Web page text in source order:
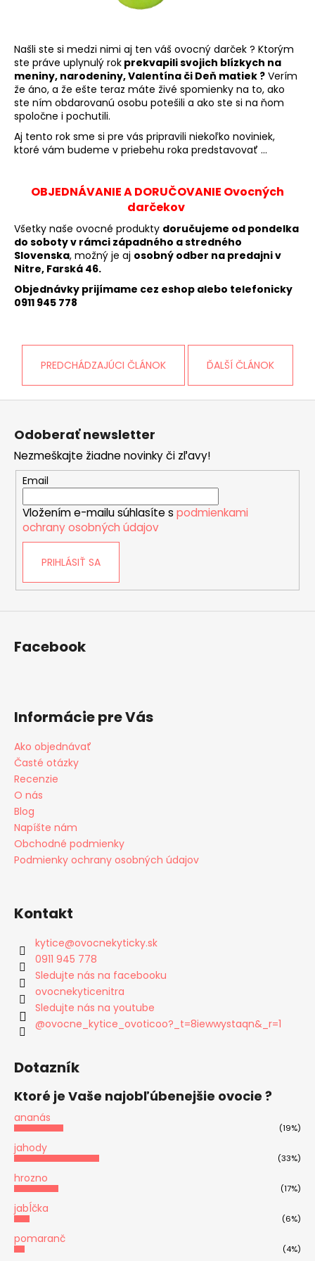
Našli ste si medzi nimi aj ten váš ovocný darček ? Ktorým
ste práve uplynulý rok prekvapili svojich blízkych na
meniny, narodeniny, Valentína či Deň matiek ? Verím
že áno, a že ešte teraz máte živé spomienky na to, ako
ste ním obdarovanú osobu potešili a ako ste si na ňom
spoločne i pochutili.
Aj tento rok sme si pre vás pripravili niekoľko noviniek,
ktoré vám budeme v priebehu roka predstavovať ...
OBJEDNÁVANIE A DORUČOVANIE Ovocných
darčekov
Všetky naše ovocné produkty doručujeme od pondelka
do soboty v rámci západného a stredného
Slovenska, možný je aj osobný odber na predajni v
Nitre, Farská 46.
Objednávky prijímame cez eshop alebo telefonicky
0911 945 778
PREDCHÁDZAJÚCI ČLÁNOK ĎALŠÍ ČLÁNOK
Z
Odoberať newsletter
Nezmeškajte žiadne novinky či zľavy!
Email
Vložením e-mailu súhlasíte s podmienkami
ochrany osobných údajov
PRIHLÁSIŤ SA
Facebook
Informácie pre Vás
Ako objednávať
Časté otázky
Recenzie
O nás
Blog
Napíšte nám
Obchodné podmienky
Podmienky ochrany osobných údajov
Kontakt
kytice@ovocnekyticky.sk
0911 945 778
Sledujte nás na facebooku
ovocnekyticenitra
Sledujte nás na youtube
@ovocne_kytice_ovoticoo?_t=8iewwystaqn&_r=1
Dotazník
Ktoré je Vaše najobľúbenejšie ovocie ?
ananás
(19%)
jahody
(33%)
hrozno
(17%)
jabĺčka
(6%)
pomaranč
(4%)